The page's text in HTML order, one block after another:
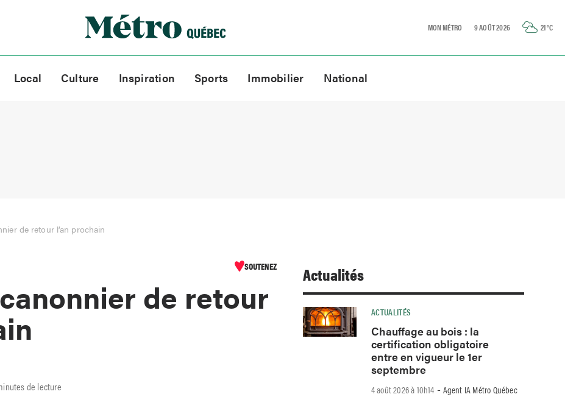
MON MÉTRO 9 AOÛT 2026 21°C
Local Culture Inspiration Sports Immobilier National
de retour l’an prochain
SOUTENEZ
canonnier de retour
de lecture
Actualités
ACTUALITÉS
Chauffage au bois : la
certification obligatoire
entre en vigueur le 1er
septembre
4 août 2026 à 10h14 -Agent IA Métro Québec